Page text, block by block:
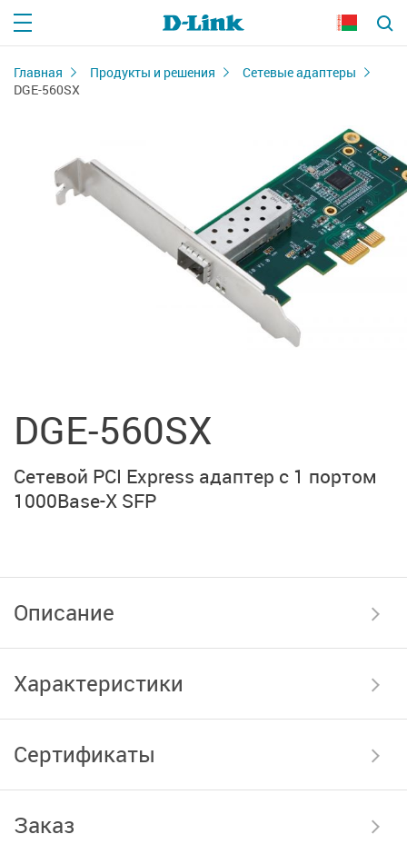
Главная Продукты и решения
Сетевые адаптеры
DGE-560SX
DGE-560SX
Сетевой PCI Express адаптер с 1 портом
1000Base-X SFP
Описание
Характеристики
Сертификаты
Заказ